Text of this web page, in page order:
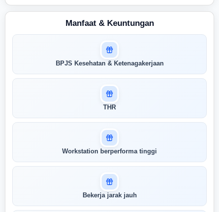
Masuk untuk melihat skor
pertandingan AI Anda
menunjukkan seberapa cocok keahlian
Anda dengan peran ini
Manfaat & Keuntungan
BPJS Kesehatan & Ketenagakerjaan
THR
Workstation berperforma tinggi
Bekerja jarak jauh